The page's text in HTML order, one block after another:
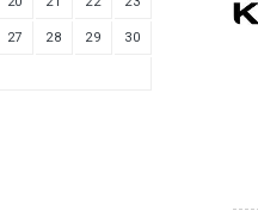
27 28 29 30